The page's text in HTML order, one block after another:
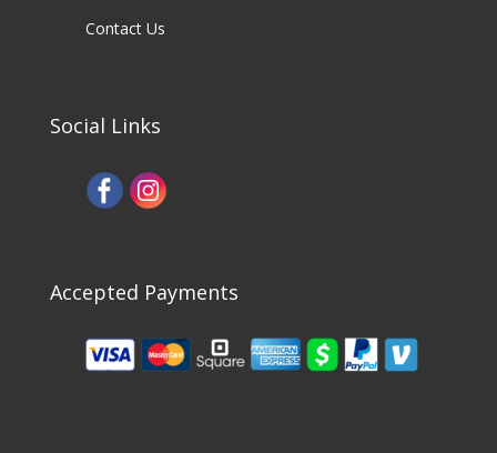
Contact Us
Social Links
Accepted Payments